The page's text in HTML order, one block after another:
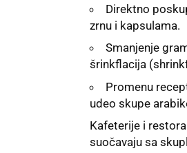
Direktno
zrnu i kapsulama.
Smanjenje
šrinkflacija
Promenu
udeo skupe
Kafeterije i
suočavaju sa